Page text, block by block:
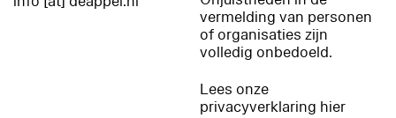
vermelding van personen
of organisaties zijn
volledig onbedoeld.
Lees onze
privacyverklaring hier